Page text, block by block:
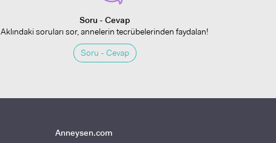
Soru - Cevap
Aklındaki soruları sor, annelerin tecrübelerinden faydalan!
Soru - Cevap
Anneysen.com